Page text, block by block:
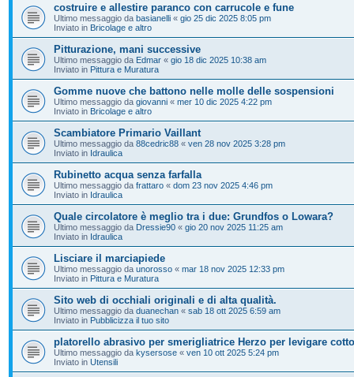
costruire e allestire paranco con carrucole e fune
Ultimo messaggio da basianelli « gio 25 dic 2025 8:05 pm
Inviato in Bricolage e altro
Pitturazione, mani successive
Ultimo messaggio da Edmar « gio 18 dic 2025 10:38 am
Inviato in Pittura e Muratura
Gomme nuove che battono nelle molle delle sospensioni
Ultimo messaggio da giovanni « mer 10 dic 2025 4:22 pm
Inviato in Bricolage e altro
Scambiatore Primario Vaillant
Ultimo messaggio da 88cedric88 « ven 28 nov 2025 3:28 pm
Inviato in Idraulica
Rubinetto acqua senza farfalla
Ultimo messaggio da frattaro « dom 23 nov 2025 4:46 pm
Inviato in Idraulica
Quale circolatore è meglio tra i due: Grundfos o Lowara?
Ultimo messaggio da Dressie90 « gio 20 nov 2025 11:25 am
Inviato in Idraulica
Lisciare il marciapiede
Ultimo messaggio da unorosso « mar 18 nov 2025 12:33 pm
Inviato in Pittura e Muratura
Sito web di occhiali originali e di alta qualità.
Ultimo messaggio da duanechan « sab 18 ott 2025 6:59 am
Inviato in Pubblicizza il tuo sito
platorello abrasivo per smerigliatrice Herzo per levigare cotto
Ultimo messaggio da kysersose « ven 10 ott 2025 5:24 pm
Inviato in Utensili